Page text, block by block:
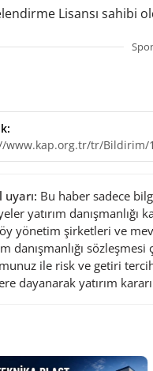
Lisansı sahibi
www.kap.org.tr/tr/Bildirim/
uyarı: Bu haber sadece
yatırım danışmanlığı
yönetim şirketleri ve
danışmanlığı
ile risk ve getiri
dayanarak yatırım